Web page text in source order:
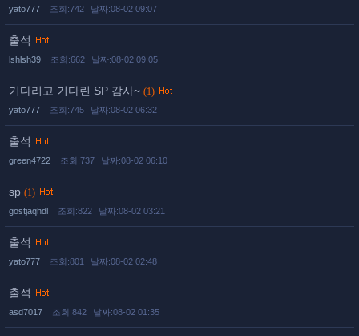
yato777 조회:742 날짜:08-02 09:07
출석
lshlsh39 조회:662 날짜:08-02 09:05
기다리고 기다린 SP 감사~ (1)
yato777 조회:745 날짜:08-02 06:32
출석
green4722 조회:737 날짜:08-02 06:10
sp (1)
gostjaqhdl 조회:822 날짜:08-02 03:21
출석
yato777 조회:801 날짜:08-02 02:48
출석
asd7017 조회:842 날짜:08-02 01:35